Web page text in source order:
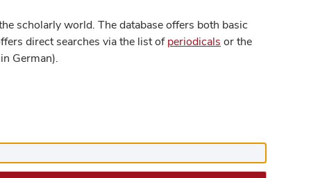
scholarly world. The database offers both basic
direct searches via the list ofperiodicals or the
German).